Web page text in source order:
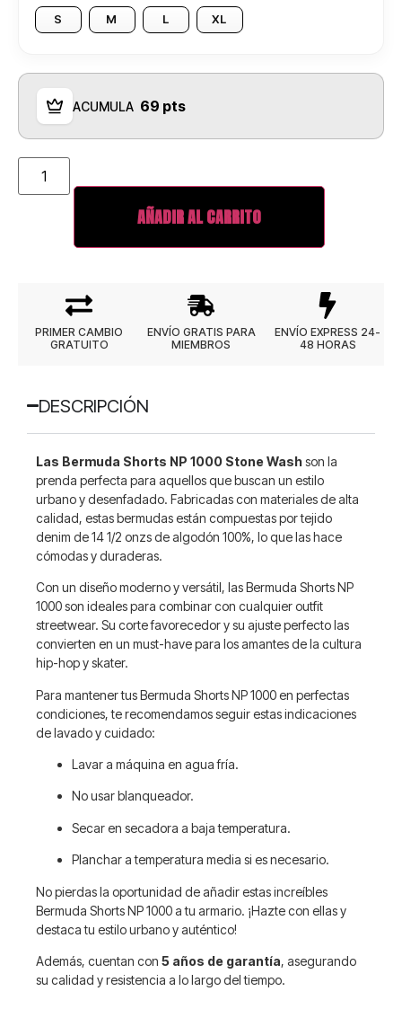
S M L XL
ACUMULA 69 pts
AÑADIR AL CARRITO
DESCRIPCIÓN
Las Bermuda Shorts NP 1000 Stone Washson la
prenda perfecta para aquellos que buscan un estilo
urbano y desenfadado. Fabricadas con materiales de alta
calidad, estas bermudas están compuestas por tejido
denim de 14 1/2 onzs de algodón 100%, lo que las hace
cómodas y duraderas.
Con un diseño moderno y versátil, las Bermuda Shorts NP
1000 son ideales para combinar con cualquier outfit
streetwear. Su corte favorecedor y su ajuste perfecto las
convierten en un must-have para los amantes de la cultura
hip-hop y skater.
Para mantener tus Bermuda Shorts NP 1000 en perfectas
condiciones, te recomendamos seguir estas indicaciones
de lavado y cuidado:
Lavar a máquina en agua fría.
No usar blanqueador.
Secar en secadora a baja temperatura.
Planchar a temperatura media si es necesario.
No pierdas la oportunidad de añadir estas increíbles
Bermuda Shorts NP 1000 a tu armario. ¡Hazte con ellas y
destaca tu estilo urbano y auténtico!
Además, cuentan con 5 años de garantía, asegurando
su calidad y resistencia a lo largo del tiempo.
PRIMER CAMBIO
GRATUITO
ENVÍO GRATIS PARA
MIEMBROS
ENVÍO EXPRESS 24-
48 HORAS